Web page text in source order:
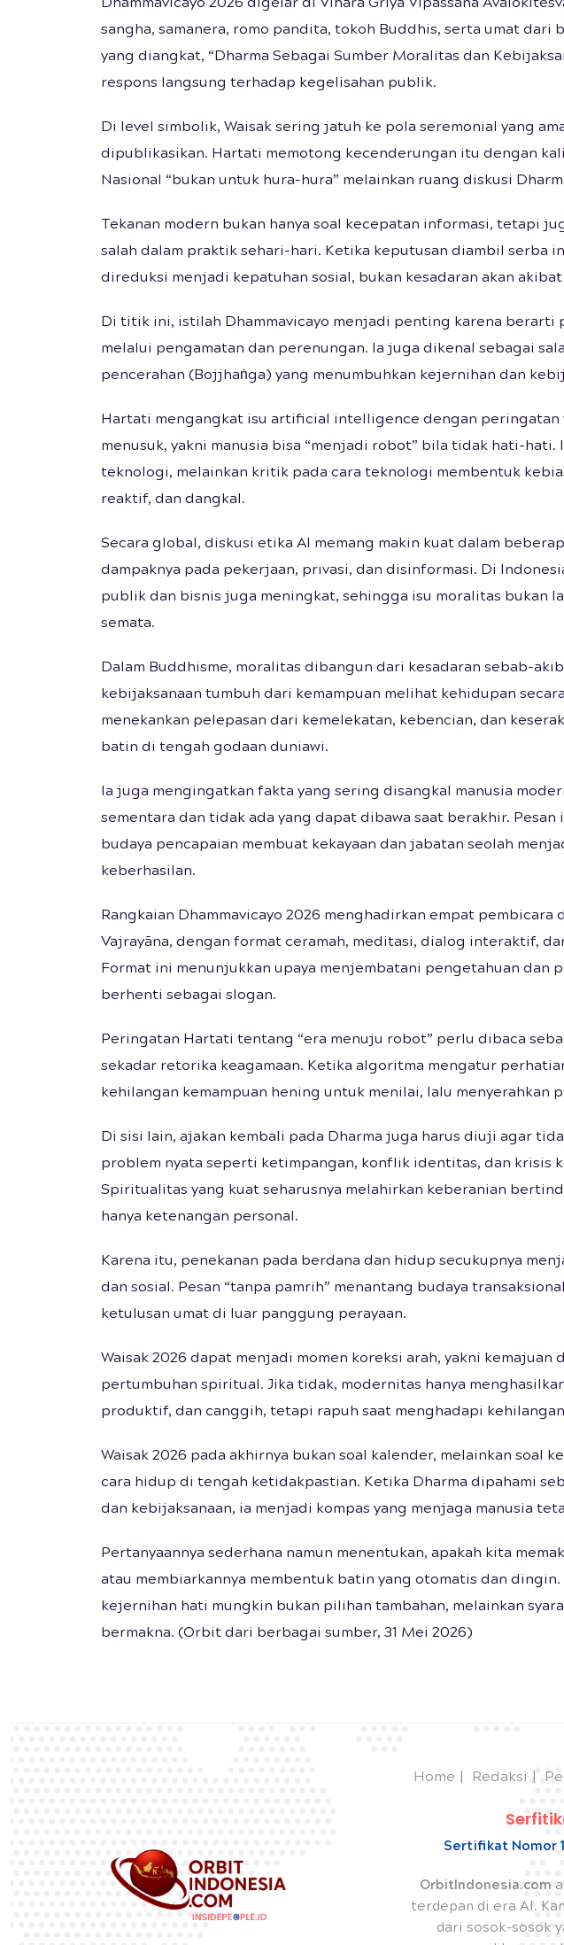
Dhammavicayo 2026 digelar di Vihara Griya Vipassana
sangha, samanera, romo pandita, tokoh Buddhis, serta umat dari
yang diangkat, “Dharma Sebagai Sumber Moralitas dan
respons langsung terhadap kegelisahan publik.
Di level simbolik, Waisak sering jatuh ke pola seremonial yang
dipublikasikan. Hartati memotong kecenderungan itu dengan
Nasional “bukan untuk hura-hura” melainkan ruang diskusi
Tekanan modern bukan hanya soal kecepatan informasi, tetapi
salah dalam praktik sehari-hari. Ketika keputusan diambil serba
direduksi menjadi kepatuhan sosial, bukan kesadaran akan
Di titik ini, istilah Dhammavicayo menjadi penting karena berarti
melalui pengamatan dan perenungan. Ia juga dikenal sebagai
pencerahan (Bojjhaṅga) yang menumbuhkan kejernihan dan
Hartati mengangkat isu artificial intelligence dengan peringatan
menusuk, yakni manusia bisa “menjadi robot” bila tidak hati-hati.
teknologi, melainkan kritik pada cara teknologi membentuk
reaktif, dan dangkal.
Secara global, diskusi etika AI memang makin kuat dalam
dampaknya pada pekerjaan, privasi, dan disinformasi. Di
publik dan bisnis juga meningkat, sehingga isu moralitas bukan
semata.
Dalam Buddhisme, moralitas dibangun dari kesadaran sebab-
kebijaksanaan tumbuh dari kemampuan melihat kehidupan
menekankan pelepasan dari kemelekatan, kebencian, dan
batin di tengah godaan duniawi.
Ia juga mengingatkan fakta yang sering disangkal manusia
sementara dan tidak ada yang dapat dibawa saat berakhir.
budaya pencapaian membuat kekayaan dan jabatan seolah
keberhasilan.
Rangkaian Dhammavicayo 2026 menghadirkan empat pembicara
Vajrayāna, dengan format ceramah, meditasi, dialog interaktif,
Format ini menunjukkan upaya menjembatani pengetahuan dan
berhenti sebagai slogan.
Peringatan Hartati tentang “era menuju robot” perlu dibaca
sekadar retorika keagamaan. Ketika algoritma mengatur
kehilangan kemampuan hening untuk menilai, lalu menyerahkan
Di sisi lain, ajakan kembali pada Dharma juga harus diuji agar
problem nyata seperti ketimpangan, konflik identitas, dan krisis
Spiritualitas yang kuat seharusnya melahirkan keberanian
hanya ketenangan personal.
Karena itu, penekanan pada berdana dan hidup secukupnya
dan sosial. Pesan “tanpa pamrih” menantang budaya
ketulusan umat di luar panggung perayaan.
Waisak 2026 dapat menjadi momen koreksi arah, yakni kemajuan
pertumbuhan spiritual. Jika tidak, modernitas hanya
produktif, dan canggih, tetapi rapuh saat menghadapi
Waisak 2026 pada akhirnya bukan soal kalender, melainkan soal
cara hidup di tengah ketidakpastian. Ketika Dharma dipahami
dan kebijaksanaan, ia menjadi kompas yang menjaga manusia
Pertanyaannya sederhana namun menentukan, apakah kita
atau membiarkannya membentuk batin yang otomatis dan dingin.
kejernihan hati mungkin bukan pilihan tambahan, melainkan
bermakna. (Orbit dari berbagai sumber, 31 Mei 2026)
Home Redaksi
Sertifikat Nomor
OrbitIndonesia.com
terdepan di era AI.
dari sosok-sosok